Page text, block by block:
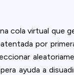
cola virtual que
por
ayuda a